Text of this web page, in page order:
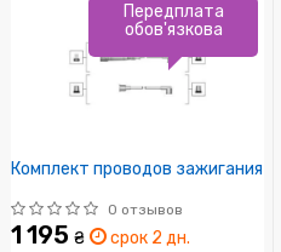
Комплект проводов зажигания
0 отзывов
1 195 ₴ срок 2 дн.
Передплата
обов'язкова